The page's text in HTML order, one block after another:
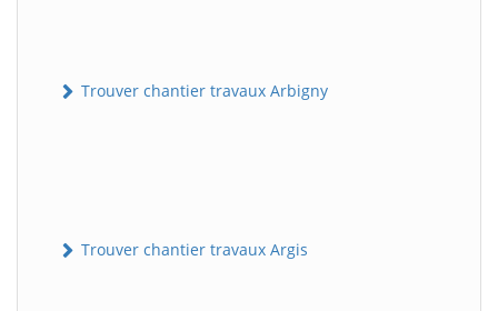
Trouver chantier travaux Arbigny
Trouver chantier travaux Argis